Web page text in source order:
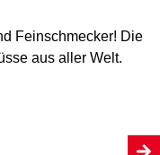
Feinschmecker! Die
aus aller Welt.